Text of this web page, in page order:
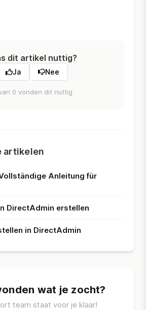
dit artikel nuttig?
Ja Nee
0 vonden dit nuttig
artikelen
Anleitung für
DirectAdmin erstellen
in DirectAdmin
wat je zocht?
team staat voor je klaar!